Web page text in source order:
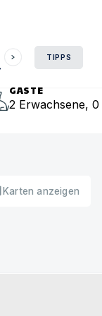
TIPPS
GÄSTE
2 Erwachsene, 0
Karten anzeigen